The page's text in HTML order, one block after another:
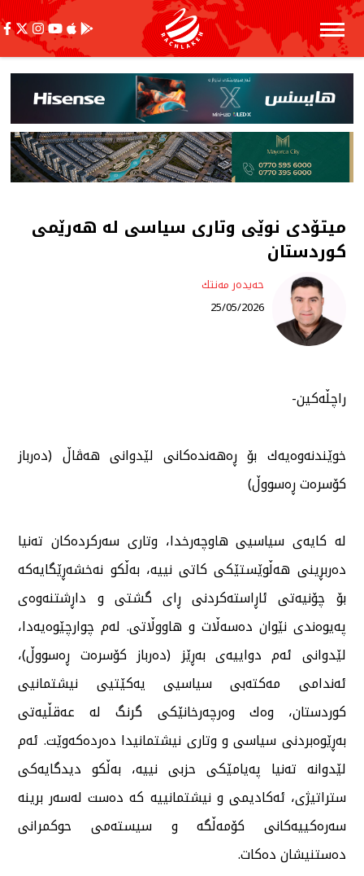
میتۆدی نوێی وتاری سیاسی لە هەرێمی
كوردستان
حەیدەر مەنتك
25/05/2026
راچڵەكین-
خوێندنەوەیەك بۆ ڕەهەندەكانی لێدوانی هەڤاڵ (دەرباز
كۆسرەت ڕەسووڵ)
لە كایەی سیاسیی هاوچەرخدا، وتاری سەركردەكان تەنیا
دەربڕینی هەڵوێستێكی كاتی نییە، بەڵكو نەخشەڕێگایەكە
بۆ چۆنیەتی ئاڕاستەكردنی ڕای گشتی و داڕشتنەوەی
پەیوەندی نێوان دەسەڵات و هاووڵاتی. لەم چوارچێوەیەدا،
لێدوانی ئەم دواییەی بەڕێز (دەرباز كۆسرەت ڕەسووڵ)،
ئەندامی مەكتەبی سیاسیی یەكێتیی نیشتمانیی
كوردستان، وەك وەرچەرخانێكی گرنگ لە عەقڵیەتی
بەڕێوەبردنی سیاسی و وتاری نیشتمانیدا دەردەكەوێت. ئەم
لێدوانە تەنیا پەیامێكی حزبی نییە، بەڵكو دیدگایەكی
ستراتیژی، ئەكادیمی و نیشتمانییە كە دەست لەسەر برینە
سەرەكییەكانی كۆمەڵگە و سیستەمی حوكمرانی
دەستنیشان دەكات.